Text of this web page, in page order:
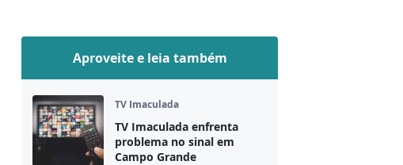
Aproveite e leia também
TV Imaculada
TV Imaculada enfrenta
problema no sinal em
Campo Grande